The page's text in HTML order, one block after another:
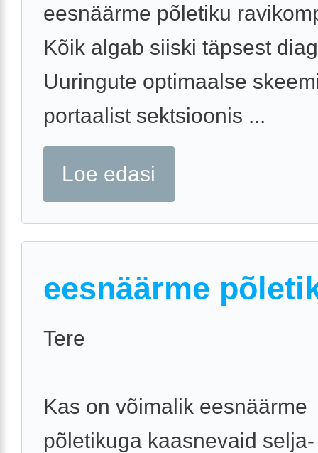
eesnäärme põletiku
Kõik algab siiski täpsest
Uuringute optimaalse
portaalist sektsioonis ...
Loe edasi
eesnäärme
Tere
Kas on võimalik eesnäärme
põletikuga kaasnevaid